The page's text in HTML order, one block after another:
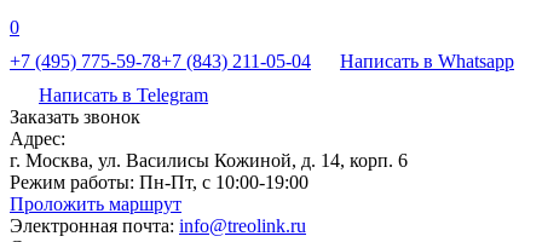
0
+7 (495) 775-59-78+7 (843) 211-05-04
Написать в Whatsapp
Написать в Telegram
Заказать звонок
Адрес:
г. Москва, ул. Василисы Кожиной, д. 14, корп. 6
Режим работы: Пн-Пт, с 10:00-19:00
Проложить маршрут
Электронная почта: info@treolink.ru